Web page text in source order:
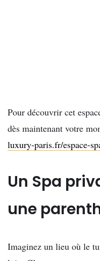
Pour découvrir cet
dès maintenant votre
luxury-paris.fr/espace-
Un Spa
une
Imaginez un lieu où le